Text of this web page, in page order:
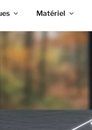
Matériel